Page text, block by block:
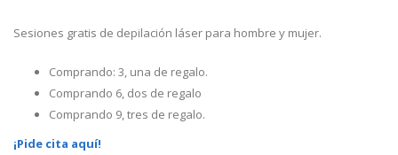
Sesiones gratis de depilación láser para hombre y mujer.
Comprando: 3, una de regalo.
Comprando 6, dos de regalo
Comprando 9, tres de regalo.
¡Pide cita aquí!